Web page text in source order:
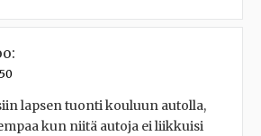
lapsen tuonti kouluun autolla,
kun niitä autoja ei liikkuisi